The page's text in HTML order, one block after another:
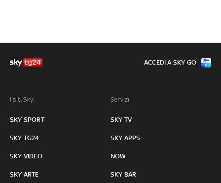
I siti Sky:
SKY SPORT
SKY TG24
SKY VIDEO
SKY ARTE
Servizi:
SKY TV
SKY APPS
NOW
SKY BAR
ACCEDI A SKY GO